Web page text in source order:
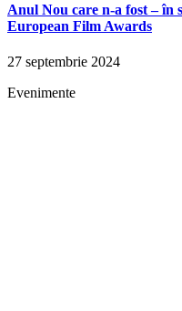
Anul Nou care n-a fost – în
European Film Awards
27 septembrie 2024
Evenimente